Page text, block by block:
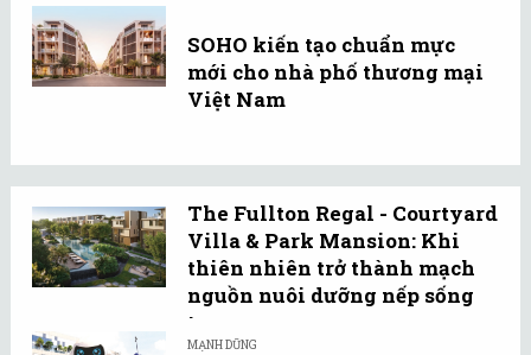
SOHO kiến tạo chuẩn mực
mới cho nhà phố thương mại
Việt Nam
The Fullton Regal - Courtyard
Villa & Park Mansion: Khi
thiên nhiên trở thành mạch
nguồn nuôi dưỡng nếp sống
tự ...
MẠNH DŨNG